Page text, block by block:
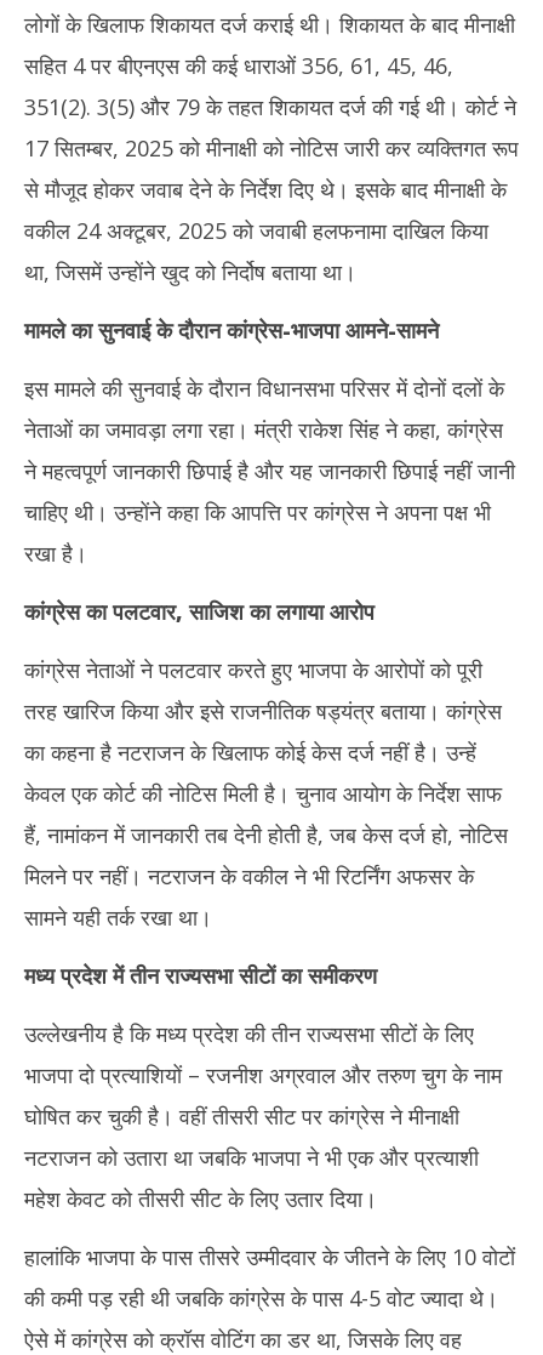
लोगों के खिलाफ शिकायत दर्ज कराई थी। शिकायत के बाद मीनाक्षी
सहित 4 पर बीएनएस की कई धाराओं 356, 61, 45, 46,
351(2). 3(5) और 79 के तहत शिकायत दर्ज की गई थी। कोर्ट ने
17 सितम्बर, 2025 को मीनाक्षी को नोटिस जारी कर व्यक्तिगत रूप
से मौजूद होकर जवाब देने के निर्देश दिए थे। इसके बाद मीनाक्षी के
वकील 24 अक्टूबर, 2025 को जवाबी हलफनामा दाखिल किया
था, जिसमें उन्होंने खुद को निर्दोष बताया था।
मामले का सुनवाई के दौरान कांग्रेस-भाजपा आमने-सामने
इस मामले की सुनवाई के दौरान विधानसभा परिसर में दोनों दलों के
नेताओं का जमावड़ा लगा रहा। मंत्री राकेश सिंह ने कहा, कांग्रेस
ने महत्वपूर्ण जानकारी छिपाई है और यह जानकारी छिपाई नहीं जानी
चाहिए थी। उन्होंने कहा कि आपत्ति पर कांग्रेस ने अपना पक्ष भी
रखा है।
कांग्रेस का पलटवार,साजिश का लगाया आरोप
कांग्रेस नेताओं ने पलटवार करते हुए भाजपा के आरोपों को पूरी
तरह खारिज किया और इसे राजनीतिक षड्यंत्र बताया। कांग्रेस
का कहना है नटराजन के खिलाफ कोई केस दर्ज नहीं है। उन्हें
केवल एक कोर्ट की नोटिस मिली है। चुनाव आयोग के निर्देश साफ
हैं, नामांकन में जानकारी तब देनी होती है, जब केस दर्ज हो, नोटिस
मिलने पर नहीं। नटराजन के वकील ने भी रिटर्निंग अफसर के
सामने यही तर्क रखा था।
मध्य प्रदेश में तीन राज्यसभा सीटों का समीकरण
उल्लेखनीय है कि मध्य प्रदेश की तीन राज्यसभा सीटों के लिए
भाजपा दो प्रत्याशियों – रजनीश अग्रवाल और तरुण चुग के नाम
घोषित कर चुकी है। वहीं तीसरी सीट पर कांग्रेस ने मीनाक्षी
नटराजन को उतारा था जबकि भाजपा ने भी एक और प्रत्याशी
महेश केवट को तीसरी सीट के लिए उतार दिया।
हालांकि भाजपा के पास तीसरे उम्मीदवार के जीतने के लिए 10 वोटों
की कमी पड़ रही थी जबकि कांग्रेस के पास 4-5 वोट ज्यादा थे।
ऐसे में कांग्रेस को क्रॉस वोटिंग का डर था, जिसके लिए वह